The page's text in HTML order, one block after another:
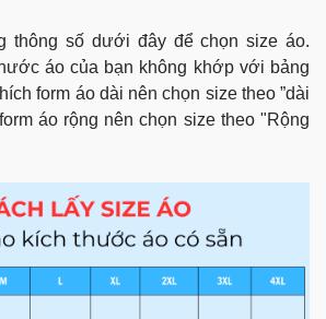
thông số dưới đây để chọn size áo.
áo của bạn không khớp với bảng
form áo dài nên chọn size theo ”dài
áo rộng nên chọn size theo "Rộng